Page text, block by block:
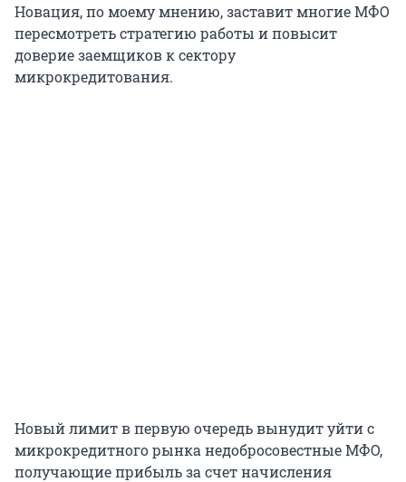
Новация, по моему мнению, заставит многие МФО
пересмотреть стратегию работы и повысит
доверие заемщиков к сектору
микрокредитования.
Новый лимит в первую очередь вынудит уйти с
микрокредитного рынка недобросовестные МФО,
получающие прибыль за счет начисления